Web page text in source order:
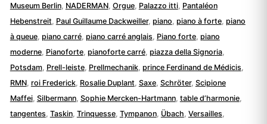
Museum Berlin, NADERMAN, Orgue, Palazzo itti, Pantaléon
Hebenstreit Paul Guillaume Dackweiller, piano piano à forte, piano
à queue, piano carré, piano carré anglais Piano forte, piano
moderne, Pianoforte, pianoforte carré, piazza della Signoria,
Potsdam, Prell-leiste, Prellmechanik, prince Ferdinand de Médicis
RMN, roi Frederick, Rosalie Duplant Saxe, Schröter, Scipione
Maffei, Silbermann, Sophie Mercken-Hartmann, table d’harmonie,
tangentes Taskin, Trinquesse, Tympanon, Übach Versailles